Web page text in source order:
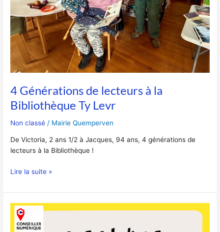
4 Générations de lecteurs à la
Bibliothèque Ty Levr
Non classé / Mairie Quemperven
De Victoria, 2 ans 1/2 à Jacques, 94 ans, 4 générations de
lecteurs à la Bibliothèque !
Levr
Lire la suite »
La
rentrée
des